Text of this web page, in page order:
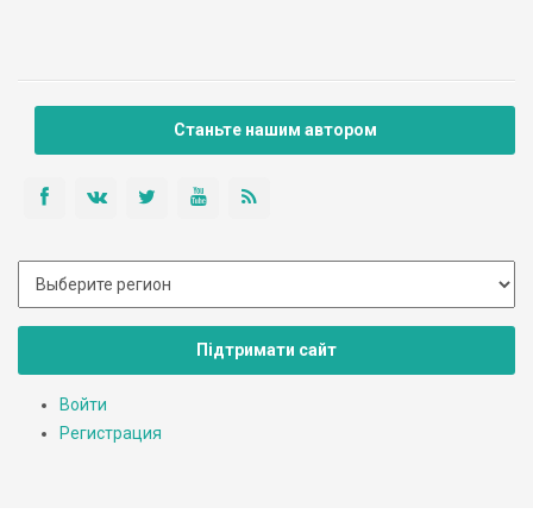
Николая I) и приняла православную веру.
Станьте нашим автором
Підтримати сайт
Войти
Регистрация